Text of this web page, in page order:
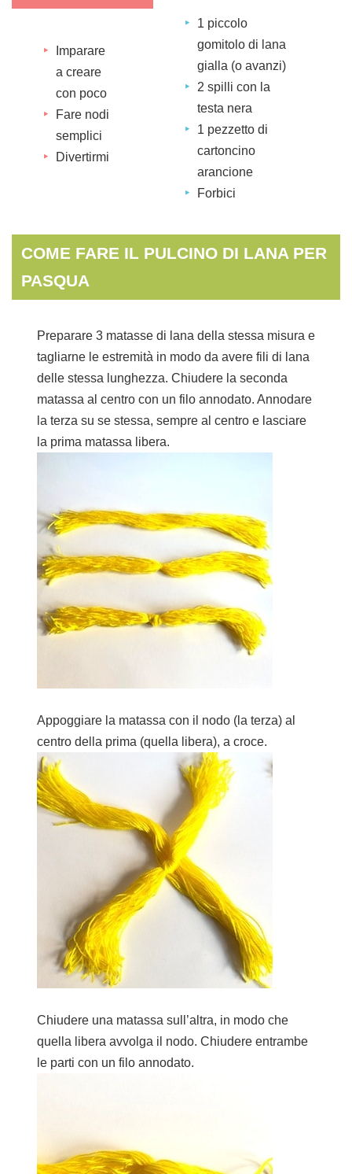
Imparare
a creare
con poco
Fare nodi
semplici
Divertirmi
1 piccolo
gomitolo di lana
gialla (o avanzi)
2 spilli con la
testa nera
1 pezzetto di
cartoncino
arancione
Forbici
COME FARE IL PULCINO DI LANA PER
PASQUA
Preparare 3 matasse di lana della stessa misura e
tagliarne le estremità in modo da avere fili di lana
delle stessa lunghezza. Chiudere la seconda
matassa al centro con un filo annodato. Annodare
la terza su se stessa, sempre al centro e lasciare
la prima matassa libera.
Appoggiare la matassa con il nodo (la terza) al
centro della prima (quella libera), a croce.
Chiudere una matassa sull’altra, in modo che
quella libera avvolga il nodo. Chiudere entrambe
le parti con un filo annodato.